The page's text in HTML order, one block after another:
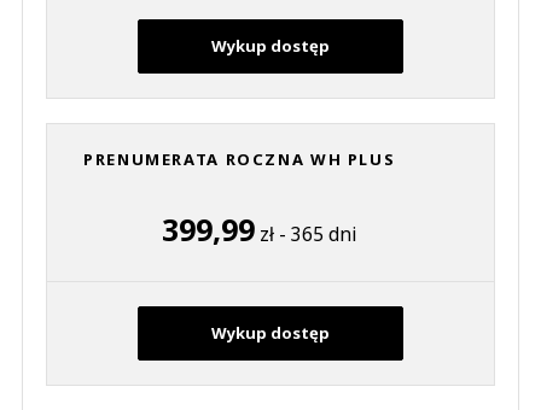
Wykup dostęp
PRENUMERATA ROCZNA WH PLUS
399,99zł - 365 dni
Wykup dostęp